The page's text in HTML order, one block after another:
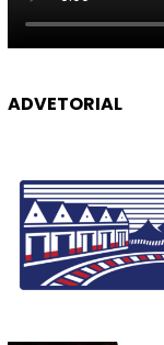
ADVETORIAL